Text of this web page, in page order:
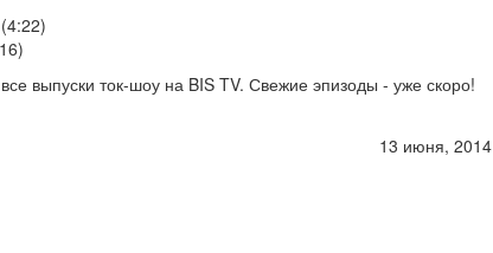
выпуски ток-шоу на BIS TV. Свежие эпизоды - уже скоро!
13 июня, 2014